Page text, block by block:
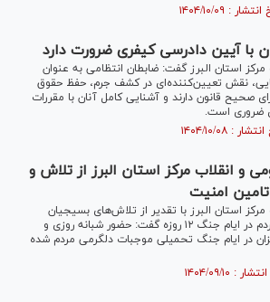
با آیین دادرسی کیفری ضرورت دارد
استان البرز گفت: ضابطان انتظامی به عنوان
نقش تعیین‌کننده‌ای در کشف جرم، حفظ حقوق
صحیح قانون دارند و آشنایی کامل آنان با مقررات
ضروری است.
و انقلاب مرکز استان البرز از تلاش و
امنیت
استان البرز با تقدیر از تلاش‌های بسیجیان
استان در تامین امنیت مردم در ایام جنگ ۱۲ روزه گفت: حضور شبانه روزی و
در ایام جنگ تحمیلی موجبات دلگرمی مردم شده